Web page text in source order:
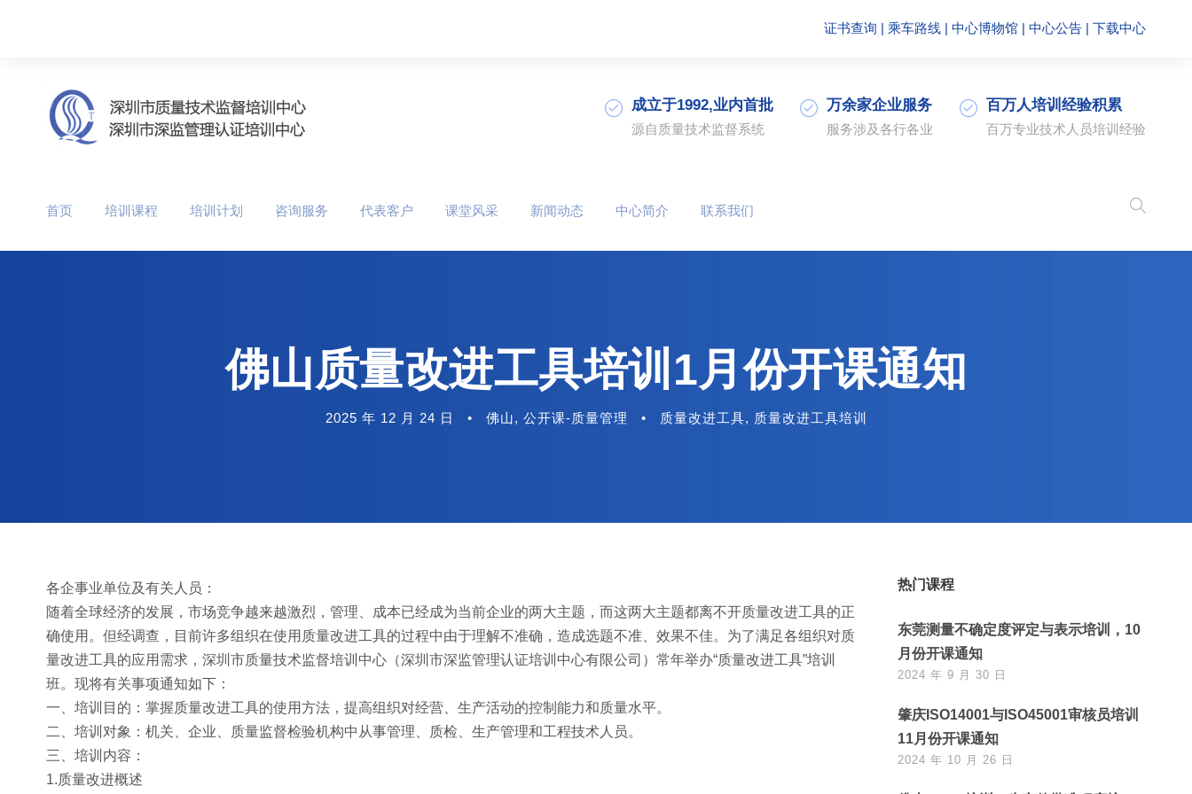
证书查询 | 乘车路线 | 中心博物馆 | 中心公告 | 下载中心
成立于1992,业内首批
源自质量技术监督系统
万余家企业服务
服务涉及各行各业
百万人培训经验积累
百万专业技术人员培训经验
首页 培训课程 培训计划 咨询服务 代表客户 课堂风采 新闻动态 中心简介 联系我们
佛山质量改进工具培训1月份开课通知
2025 年 12 月 24 日 • 佛山, 公开课-质量管理 • 质量改进工具, 质量改进工具培训
各企事业单位及有关人员：
随着全球经济的发展，市场竞争越来越激烈，管理、成本已经成为当前企业的两大主题，而这两大主题都离不开质量改进工具的正
确使用。但经调查，目前许多组织在使用质量改进工具的过程中由于理解不准确，造成选题不准、效果不佳。为了满足各组织对质
量改进工具的应用需求，深圳市质量技术监督培训中心（深圳市深监管理认证培训中心有限公司）常年举办“质量改进工具”培训
班。现将有关事项通知如下：
一、培训目的：掌握质量改进工具的使用方法，提高组织对经营、生产活动的控制能力和质量水平。
二、培训对象：机关、企业、质量监督检验机构中从事管理、质检、生产管理和工程技术人员。
三、培训内容：
1.质量改进概述
热门课程
东莞测量不确定度评定与表示培训，10
月份开课通知
2024 年 9 月 30 日
肇庆ISO14001与ISO45001审核员培训
11月份开课通知
2024 年 10 月 26 日